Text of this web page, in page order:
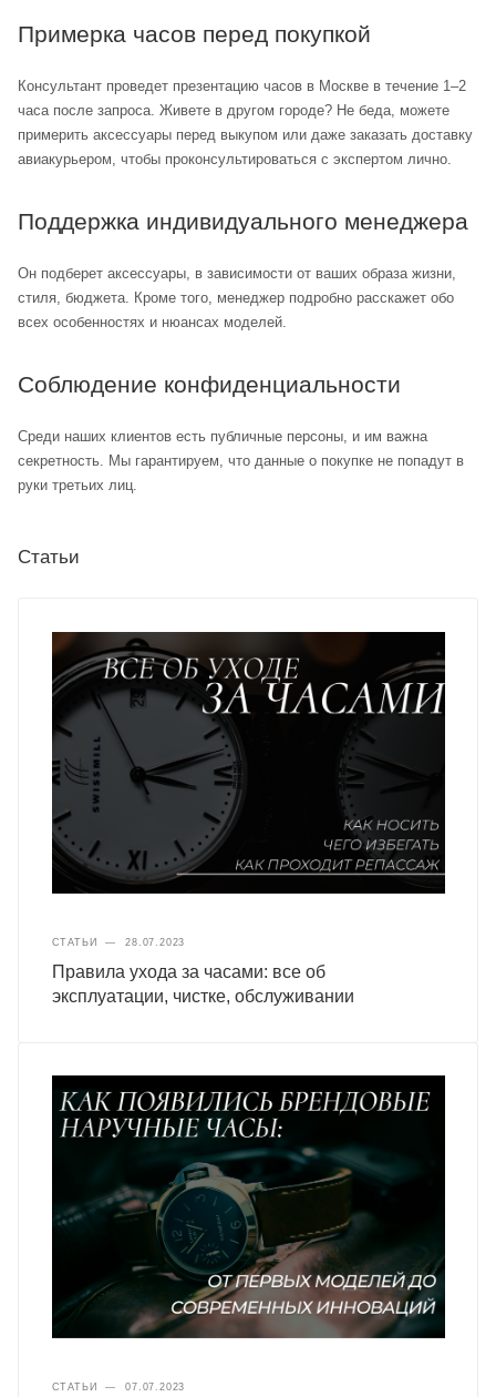
Примерка часов перед покупкой
Консультант проведет презентацию часов в Москве в течение 1–2
часа после запроса. Живете в другом городе? Не беда, можете
примерить аксессуары перед выкупом или даже заказать доставку
авиакурьером, чтобы проконсультироваться с экспертом лично.
Поддержка индивидуального менеджера
Он подберет аксессуары, в зависимости от ваших образа жизни,
стиля, бюджета. Кроме того, менеджер подробно расскажет обо
всех особенностях и нюансах моделей.
Соблюдение конфиденциальности
Среди наших клиентов есть публичные персоны, и им важна
секретность. Мы гарантируем, что данные о покупке не попадут в
руки третьих лиц.
Статьи
СТАТЬИ — 28.07.2023
Правила ухода за часами: все об
эксплуатации, чистке, обслуживании
СТАТЬИ — 07.07.2023